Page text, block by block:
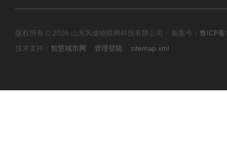
版权所有 © 2026 山东风途物联网科技有限公司 备案号： 鲁ICP
技术支持： 智慧城市网 管理登陆 sitemap.xml